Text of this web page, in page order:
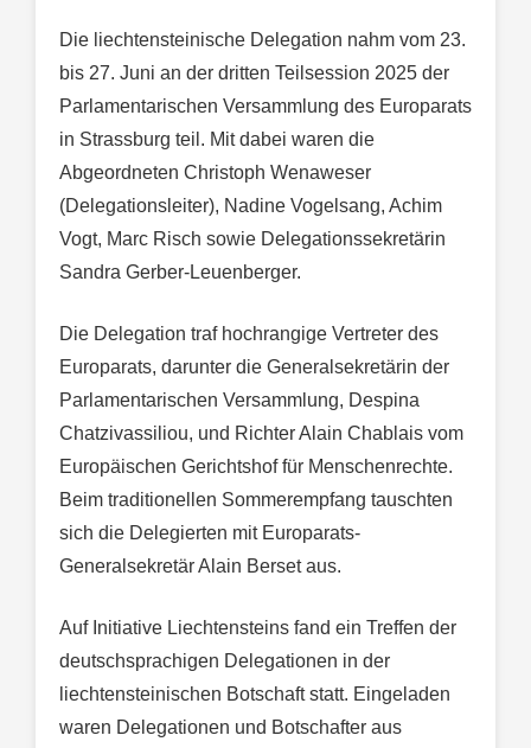
Die liechtensteinische Delegation nahm vom 23.
bis 27. Juni an der dritten Teilsession 2025 der
Parlamentarischen Versammlung des Europarats
in Strassburg teil. Mit dabei waren die
Abgeordneten Christoph Wenaweser
(Delegationsleiter), Nadine Vogelsang, Achim
Vogt, Marc Risch sowie Delegationssekretärin
Sandra Gerber-Leuenberger.
Die Delegation traf hochrangige Vertreter des
Europarats, darunter die Generalsekretärin der
Parlamentarischen Versammlung, Despina
Chatzivassiliou, und Richter Alain Chablais vom
Europäischen Gerichtshof für Menschenrechte.
Beim traditionellen Sommerempfang tauschten
sich die Delegierten mit Europarats-
Generalsekretär Alain Berset aus.
Auf Initiative Liechtensteins fand ein Treffen der
deutschsprachigen Delegationen in der
liechtensteinischen Botschaft statt. Eingeladen
waren Delegationen und Botschafter aus